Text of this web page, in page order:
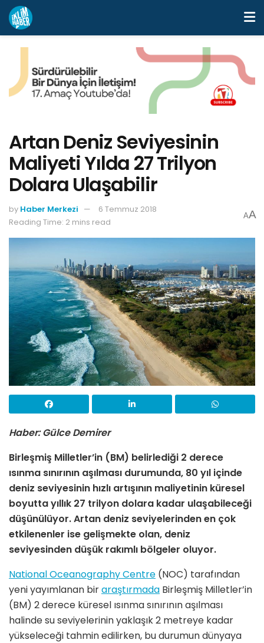
Artan Deniz Seviyesinin
Maliyeti Yılda 27 Trilyon
Dolara Ulaşabilir
by Haber Merkezi
6 Temmuz 2018
Reading Time: 2 mins read
AA
Haber: Gülce Demirer
Birleşmiş Milletler’in (BM) belirlediği 2 derece
ısınma sınırının aşılması durumunda, 80 yıl içinde
deniz seviyesinin hızlı artışının maliyetinin küresel
boyutta yıllık 27 trilyon dolara kadar ulaşabileceği
düşünülüyor. Artan deniz seviyelerinden en çok
etkilenenler ise gelişmekte olan, deniz
seviyesinden düşük rakımlı bölgeler oluyor.
National Oceanography Centre (NOC) tarafından
yeni yayımlanan biraraştırmada Birleşmiş Milletler’in
(BM) 2 derece küresel ısınma sınırının aşılması
halinde su seviyelerinin yaklaşık 2 metreye kadar
yükseleceği tahmin edilirken, bu durumun dünyaya